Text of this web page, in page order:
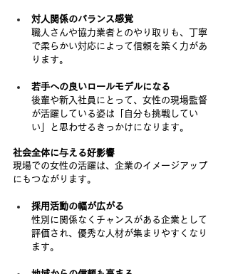
対人関係のバランス感覚
職人さんや協力業者とのやり取りも、丁寧
で柔らかい対応によって信頼を築く力があ
ります。
若手への良いロールモデルになる
後輩や新入社員にとって、女性の現場監督
が活躍している姿は「自分も挑戦してい
い」と思わせるきっかけになります。
社会全体に与える好影響
現場での女性の活躍は、企業のイメージアップ
にもつながります。
採用活動の幅が広がる
性別に関係なくチャンスがある企業として
評価され、優秀な人材が集まりやすくなり
ます。